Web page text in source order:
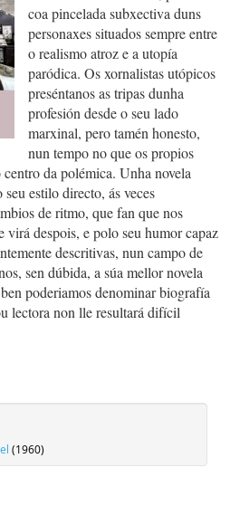
coa pincelada subxectiva duns
personaxes situados sempre entre
o realismo atroz e a utopía
paródica. Os xornalistas utópicos
preséntanos as tripas dunha
profesión desde o seu lado
marxinal, pero tamén honesto,
nun tempo no que os propios
da polémica. Unha novela
estilo directo, ás veces
de ritmo, que fan que nos
virá despois, e polo seu humor capaz
descritivas, nun campo de
sen dúbida, a súa mellor novela
poderiamos denominar biografía
lectora non lle resultará difícil
(1960)